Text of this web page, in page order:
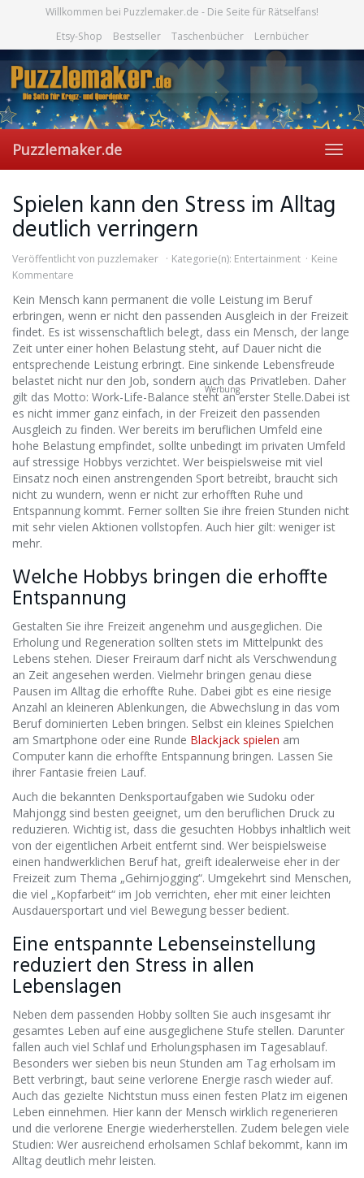
Willkommen bei Puzzlemaker.de - Die Seite für Rätselfans!
Etsy-Shop
Bestseller Taschenbücher Lernbücher
Puzzlemaker.de
Spielen kann den Stress im Alltag
deutlich verringern
Veröffentlicht von puzzlemaker Kategorie(n): Entertainment
Keine
Kommentare
Kein Mensch kann permanent die volle Leistung im Beruf
erbringen, wenn er nicht den passenden Ausgleich in der Freizeit
findet. Es ist wissenschaftlich belegt, dass ein Mensch, der lange
Zeit unter einer hohen Belastung steht, auf Dauer nicht die
entsprechende Leistung erbringt. Eine sinkende Lebensfreude
belastet nicht nur den Job, sondern auch das Privatleben. Daher
gilt das Motto: Work-Life-Balance steht an erster Stelle.Dabei ist
es nicht immer ganz einfach, in der Freizeit den passenden
Ausgleich zu finden. Wer bereits im beruflichen Umfeld eine
hohe Belastung empfindet, sollte unbedingt im privaten Umfeld
auf stressige Hobbys verzichtet. Wer beispielsweise mit viel
Einsatz noch einen anstrengenden Sport betreibt, braucht sich
nicht zu wundern, wenn er nicht zur erhofften Ruhe und
Entspannung kommt. Ferner sollten Sie ihre freien Stunden nicht
mit sehr vielen Aktionen vollstopfen. Auch hier gilt: weniger ist
mehr.
Welche Hobbys bringen die erhoffte
Entspannung
Gestalten Sie ihre Freizeit angenehm und ausgeglichen. Die
Erholung und Regeneration sollten stets im Mittelpunkt des
Lebens stehen. Dieser Freiraum darf nicht als Verschwendung
an Zeit angesehen werden. Vielmehr bringen genau diese
Pausen im Alltag die erhoffte Ruhe. Dabei gibt es eine riesige
Anzahl an kleineren Ablenkungen, die Abwechslung in das vom
Beruf dominierten Leben bringen. Selbst ein kleines Spielchen
am Smartphone oder eine Runde Blackjack spielen am
Computer kann die erhoffte Entspannung bringen. Lassen Sie
ihrer Fantasie freien Lauf.
Auch die bekannten Denksportaufgaben wie Sudoku oder
Mahjongg sind besten geeignet, um den beruflichen Druck zu
reduzieren. Wichtig ist, dass die gesuchten Hobbys inhaltlich weit
von der eigentlichen Arbeit entfernt sind. Wer beispielsweise
einen handwerklichen Beruf hat, greift idealerweise eher in der
Freizeit zum Thema „Gehirnjogging“. Umgekehrt sind Menschen,
die viel „Kopfarbeit“ im Job verrichten, eher mit einer leichten
Ausdauersportart und viel Bewegung besser bedient.
Eine entspannte Lebenseinstellung
reduziert den Stress in allen
Lebenslagen
Neben dem passenden Hobby sollten Sie auch insgesamt ihr
gesamtes Leben auf eine ausgeglichene Stufe stellen. Darunter
fallen auch viel Schlaf und Erholungsphasen im Tagesablauf.
Besonders wer sieben bis neun Stunden am Tag erholsam im
Bett verbringt, baut seine verlorene Energie rasch wieder auf.
Auch das gezielte Nichtstun muss einen festen Platz im eigenen
Leben einnehmen. Hier kann der Mensch wirklich regenerieren
und die verlorene Energie wiederherstellen. Zudem belegen viele
Studien: Wer ausreichend erholsamen Schlaf bekommt, kann im
Alltag deutlich mehr leisten.
Werbung